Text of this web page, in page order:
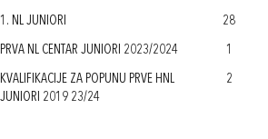
1. NL JUNIORI 28
PRVA NL CENTAR JUNIORI 2023/2024 1
KVALIFIKACIJE ZA POPUNU PRVE HNL
JUNIORI 2019 23/24
2